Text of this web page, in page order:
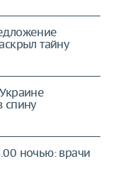
тайну
спину
ночью: врачи